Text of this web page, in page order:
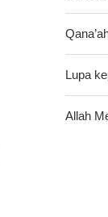
Lupa
Allah